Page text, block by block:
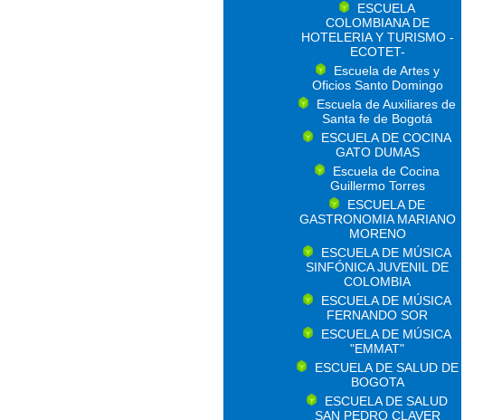
ESCUELA
COLOMBIANA DE
HOTELERIA Y TURISMO -
ECOTET-
Escuela de Artes y
Oficios Santo Domingo
Escuela de Auxiliares de
Santa fe de Bogotá
ESCUELA DE COCINA
GATO DUMAS
Escuela de Cocina
Guillermo Torres
ESCUELA DE
GASTRONOMIA MARIANO
MORENO
ESCUELA DE MÚSICA
SINFÓNICA JUVENIL DE
COLOMBIA
ESCUELA DE MÚSICA
FERNANDO SOR
ESCUELA DE MÚSICA
"EMMAT"
ESCUELA DE SALUD DE
BOGOTA
ESCUELA DE SALUD
SAN PEDRO CLAVER